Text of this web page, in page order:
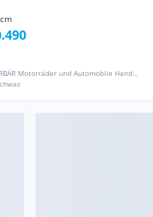
MOTORBÄR Motorräder und Automobile Handelsgesellschaft m.b.H.